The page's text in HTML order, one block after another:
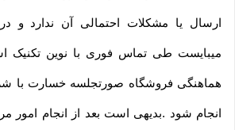
ارسال یا مشکلات احتمالی آن ندارد و
میبایست طی تماس فوری با نوین تکنیک
هماهنگی فروشگاه صورتجلسه خسارت با
انجام شود .بدیهی است بعد از انجام امور